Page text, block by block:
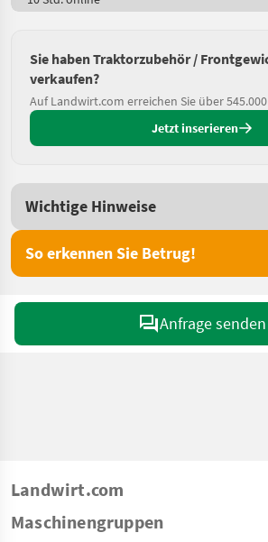
Sie haben Traktorzubehör /
verkaufen?
Auf Landwirt.com erreichen Sie über
Jetzt inserieren
Wichtige Hinweise
So erkennen Sie Betrug!
Anfrage senden
Landwirt.com
Maschinengruppen